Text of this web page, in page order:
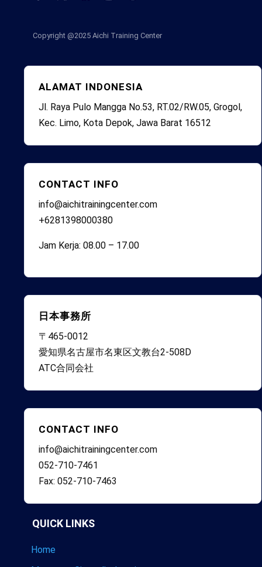
Copyright @2025 Aichi Training Center
ALAMAT INDONESIA
Jl. Raya Pulo Mangga No.53, RT.02/RW.05, Grogol,
Kec. Limo, Kota Depok, Jawa Barat 16512
CONTACT INFO
info@aichitrainingcenter.com
+6281398000380
Jam Kerja: 08.00 – 17.00
日本事務所
〒465-0012
愛知県名古屋市名東区文教台2-508D
ATC合同会社
CONTACT INFO
info@aichitrainingcenter.com
052-710-7461
Fax: 052-710-7463
QUICK LINKS
Home